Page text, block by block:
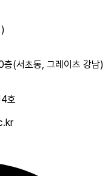
(서초동, 그레이츠 강남)
호